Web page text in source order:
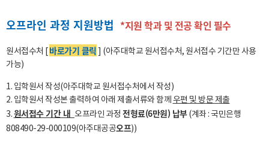
오프라인 과정 지원방법 *지원 학과 및 전공 확인 필수
원서접수처 [ 바로가기 클릭 ] (아주대학교 원서접수처, 원서접수 기간만 사용
가능)
1. 입학원서 작성(아주대학교 원서접수처에서 작성)
2. 입학원서 작성본 출력하여 아래 제출서류와 함께 우편 및 방문 제출
3.원서접수 기간 내 오프라인 과정 전형료(6만원) 납부(계좌 : 국민은행
808490-29-000109(아주대공공오프))